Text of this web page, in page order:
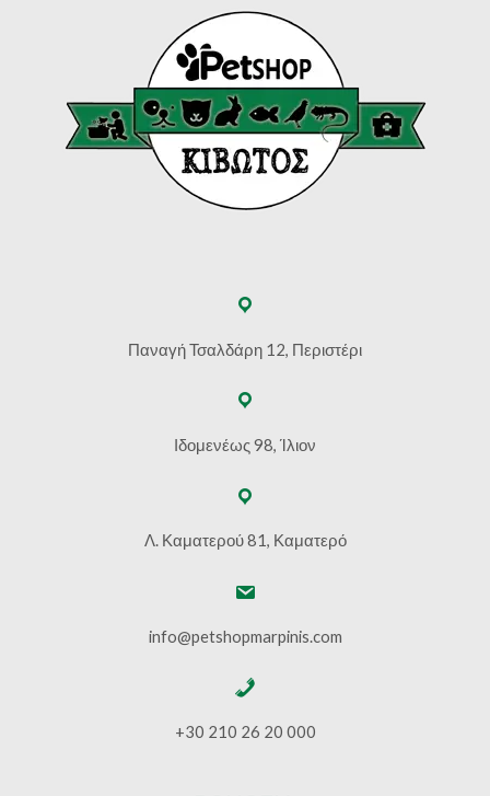
Παναγή Τσαλδάρη 12, Περιστέρι
Ιδομενέως 98, Ίλιον
Λ. Καματερού 81, Καματερό
info@petshopmarpinis.com
+30 210 26 20 000